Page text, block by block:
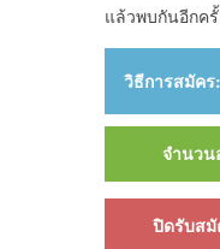
แล้วพบกันอีกครั้
วิธีการสมัคร:
จำนวน
ปิดรับส